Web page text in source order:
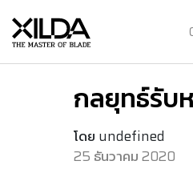
กลยุทธ์รับ
โดย undefined
25 ธันวาคม 2020